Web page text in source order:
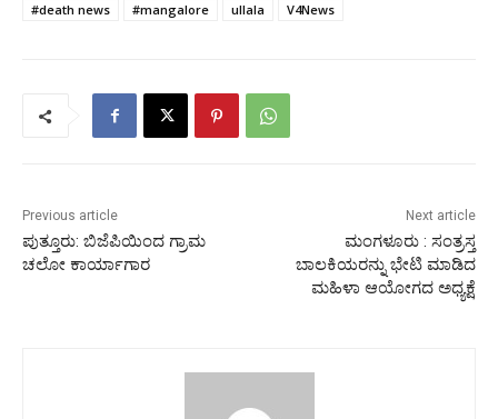
#death news
#mangalore ullala V4News
Previous article
ಪುತ್ತೂರು: ಬಿಜೆಪಿಯಿಂದ ಗ್ರಾಮ
ಚಲೋ ಕಾರ್ಯಾಗಾರ
Next article
ಮಂಗಳೂರು : ಸಂತ್ರಸ್ತ
ಬಾಲಕಿಯರನ್ನು ಭೇಟಿ ಮಾಡಿದ
ಮಹಿಳಾ ಆಯೋಗದ ಅಧ್ಯಕ್ಷೆ